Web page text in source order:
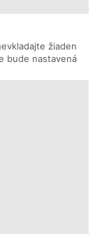
žiaden
bude nastavená